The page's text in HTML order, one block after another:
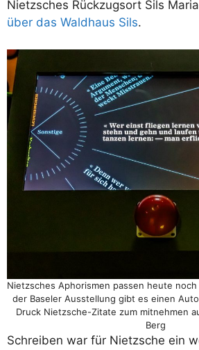
Nietzsches Rückzugsort Sils
über das Waldhaus Sils.
Nietzsches Aphorismen passen heute
der Baseler Ausstellung gibt es einen
Druck Nietzsche-Zitate zum mitnehmen
Berg
Schreiben war für Nietzsche ein